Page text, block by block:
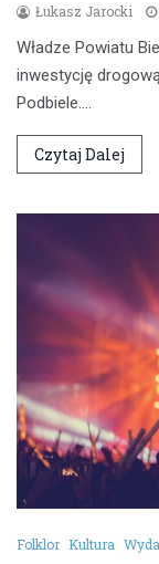
Łukasz Jarocki
Władze Powiatu
inwestycję
Podbiele.…
Czytaj Dalej
Folklor Kultura